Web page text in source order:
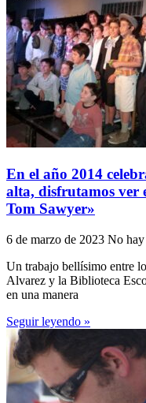
En el año 2014
alta, disfrutamos ver
Tom Sawyer»
6 de marzo de 2023 No hay
Un trabajo bellísimo entre
Alvarez y la Biblioteca
en una manera
Seguir leyendo »